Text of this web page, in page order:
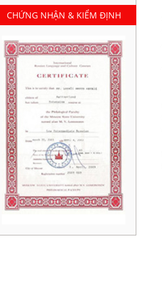
CHỨNG NHẬN & KIỂM ĐỊNH